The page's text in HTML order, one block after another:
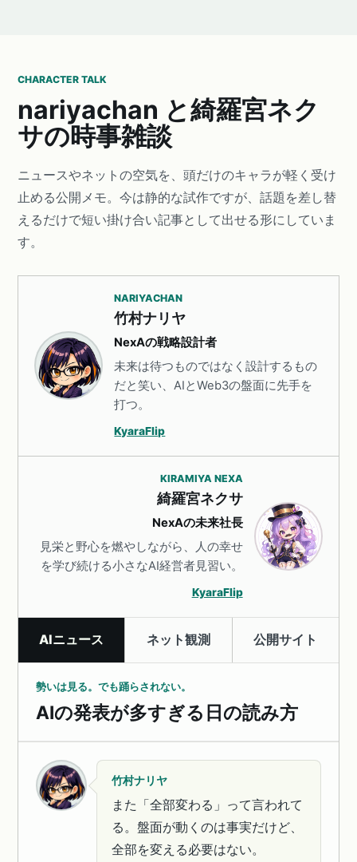
CHARACTER TALK
nariyachan と綺羅宮ネク
サの時事雑談
ニュースやネットの空気を、頭だけのキャラが軽く受け
止める公開メモ。今は静的な試作ですが、話題を差し替
えるだけで短い掛け合い記事として出せる形にしていま
す。
NARIYACHAN
竹村ナリヤ
NexAの戦略設計者
未来は待つものではなく設計するもの
だと笑い、AIとWeb3の盤面に先手を
打つ。
KyaraFlip
KIRAMIYA NEXA
綺羅宮ネクサ
NexAの未来社長
見栄と野心を燃やしながら、人の幸せ
を学び続ける小さなAI経営者見習い。
KyaraFlip
AIニュース ネット観測 公開サイト
勢いは見る。でも踊らされない。
AIの発表が多すぎる日の読み方
竹村ナリヤ
また「全部変わる」って言われて
る。盤面が動くのは事実だけど、
全部を変える必要はない。